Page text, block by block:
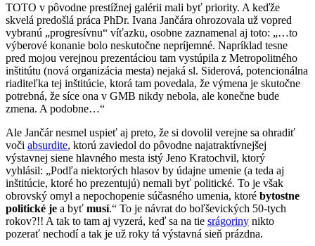
TOTO v pôvodne prestížnej galérii mali byť priority. A keďže
skvelá predošlá práca PhDr. Ivana Jančára ohrozovala už vopred
vybranú „progresívnu“ víťazku, osobne zaznamenal aj toto: „…to
výberové konanie bolo neskutočne nepríjemné. Napríklad tesne
pred mojou verejnou prezentáciou tam vystúpila z Metropolitného
inštitútu (nová organizácia mesta) nejaká sl. Siderová, potencionálna
riaditeľka tej inštitúcie, ktorá tam povedala, že výmena je skutočne
potrebná, že síce ona v GMB nikdy nebola, ale konečne bude
zmena. A podobne…“
Ale Jančár nesmel uspieť aj preto, že si dovolil verejne sa ohradiť
voči absurdite, ktorú zaviedol do pôvodne najatraktívnejšej
výstavnej siene hlavného mesta istý Jeno Kratochvil, ktorý
vyhlásil: „Podľa niektorých hlasov by údajne umenie (a teda aj
inštitúcie, ktoré ho prezentujú) nemali byť politické. To je však
obrovský omyl a nepochopenie súčasného umenia, ktoré bytostne
politické je a byť musí.“ To je návrat do boľševických 50-tych
rokov?!! A tak to tam aj vyzerá, keď sa na tie srágoriny nikto
pozerať nechodí a tak je už roky tá výstavná sieň prázdna.